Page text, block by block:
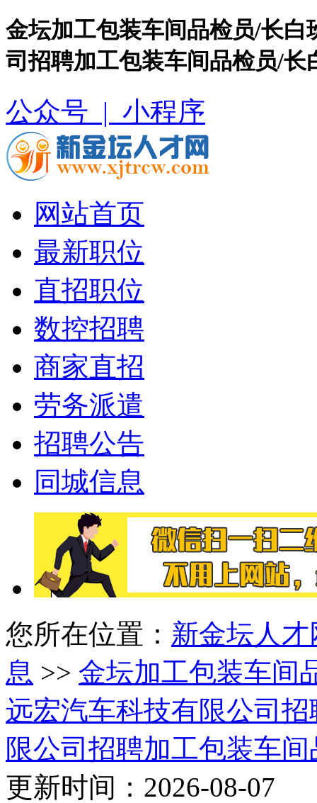
金坛加工包装车间品检员/长
司招聘加工包装车间品检员/长
公众号 | 小程序
网站首页
最新职位
直招职位
数控招聘
商家直招
劳务派遣
招聘公告
同城信息
您所在位置： 新金坛人才
息 >> 金坛加工包装车间
远宏汽车科技有限公司招
限公司招聘加工包装车
更新时间：2026-08-07